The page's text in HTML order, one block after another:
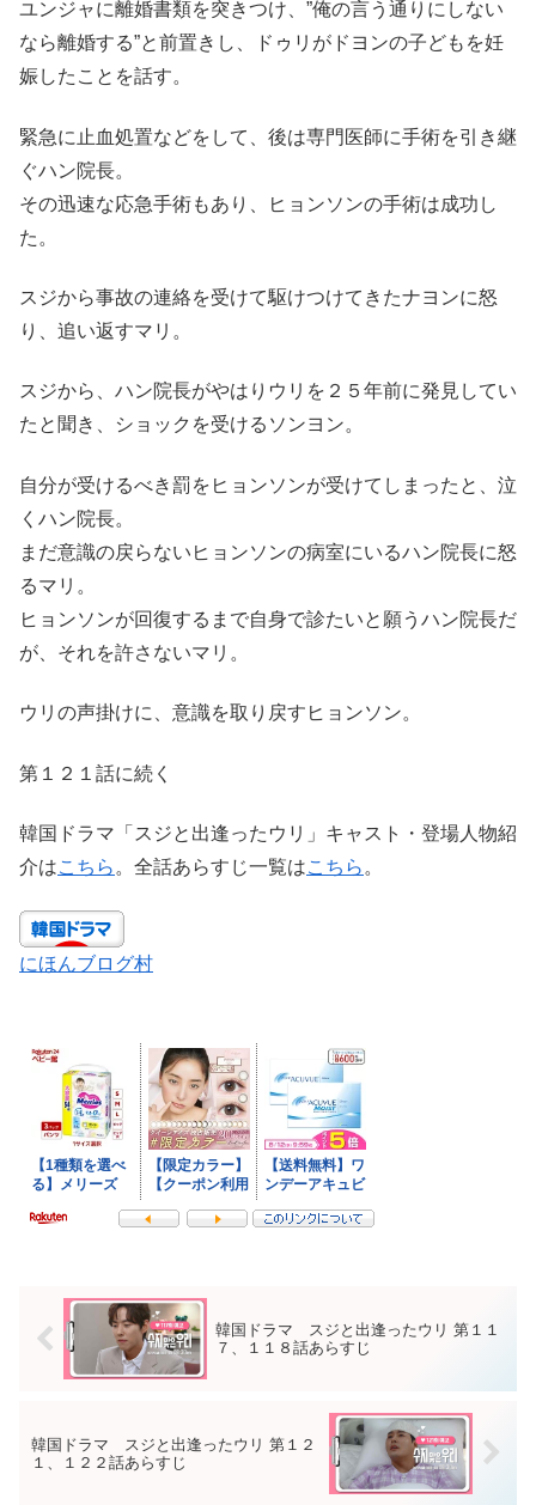
ユンジャに離婚書類を突きつけ、”俺の言う通りにしない
なら離婚する”と前置きし、ドゥリがドヨンの子どもを妊
娠したことを話す。
緊急に止血処置などをして、後は専門医師に手術を引き継
ぐハン院長。
その迅速な応急手術もあり、ヒョンソンの手術は成功し
た。
スジから事故の連絡を受けて駆けつけてきたナヨンに怒
り、追い返すマリ。
スジから、ハン院長がやはりウリを２５年前に発見してい
たと聞き、ショックを受けるソンヨン。
自分が受けるべき罰をヒョンソンが受けてしまったと、泣
くハン院長。
まだ意識の戻らないヒョンソンの病室にいるハン院長に怒
るマリ。
ヒョンソンが回復するまで自身で診たいと願うハン院長だ
が、それを許さないマリ。
ウリの声掛けに、意識を取り戻すヒョンソン。
第１２１話に続く
韓国ドラマ「スジと出逢ったウリ」キャスト・登場人物紹
介はこちら 。全話あらすじ一覧はこちら 。
にほんブログ村
韓国ドラマ スジと出逢ったウリ 第１１
７、１１８話あらすじ
韓国ドラマ スジと出逢ったウリ 第１２
１、１２２話あらすじ